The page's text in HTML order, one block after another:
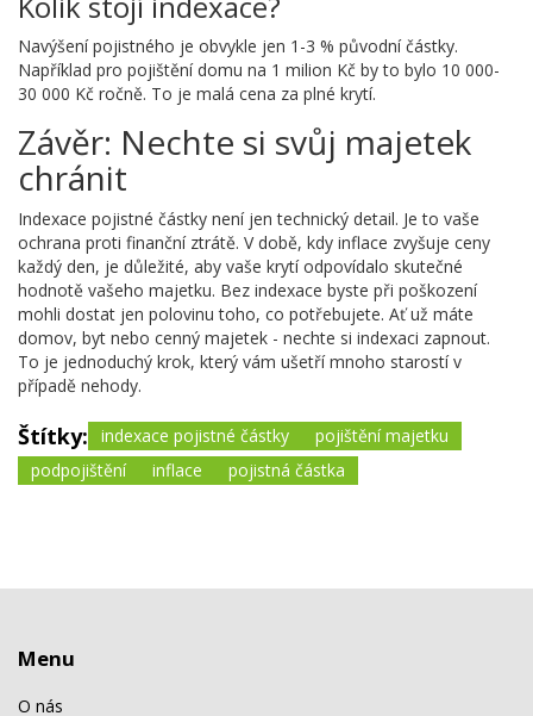
Navýšení pojistného je obvykle jen 1-3 % původní částky.
Například pro pojištění domu na 1 milion Kč by to bylo 10 000-
30 000 Kč ročně. To je malá cena za plné krytí.
Závěr: Nechte si svůj majetek
chránit
Indexace pojistné částky není jen technický detail. Je to vaše
ochrana proti finanční ztrátě. V době, kdy inflace zvyšuje ceny
každý den, je důležité, aby vaše krytí odpovídalo skutečné
hodnotě vašeho majetku. Bez indexace byste při poškození
mohli dostat jen polovinu toho, co potřebujete. Ať už máte
domov, byt nebo cenný majetek - nechte si indexaci zapnout.
To je jednoduchý krok, který vám ušetří mnoho starostí v
případě nehody.
Štítky: indexace pojistné částky
pojištění majetku
podpojištění
inflace pojistná částka
Menu
O nás